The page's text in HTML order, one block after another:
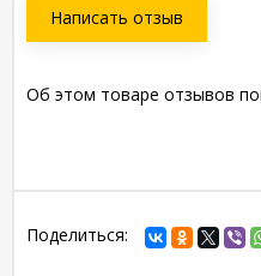
Написать отзыв
Об этом товаре отзывов
Поделиться: